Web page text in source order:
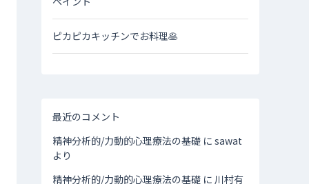
ピカピカキッチンでお料理🥞
最近のコメント
精神分析的/力動的心理療法の基礎 に sawat
より
精神分析的/力動的心理療法の基礎 に 川村有